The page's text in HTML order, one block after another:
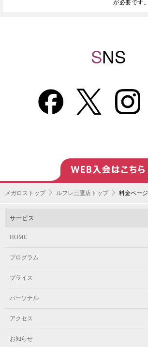
が必要です。
SNS
メガロストップ ルフレ三鷹店トップ 料金ページ
サービス
HOME
プログラム
プライス
パーソナル
アクセス
お知らせ